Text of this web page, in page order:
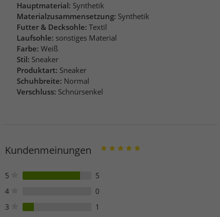
Hauptmaterial: Synthetik
Materialzusammensetzung: Synthetik
Futter & Decksohle: Textil
Laufsohle: sonstiges Material
Farbe: Weiß
Stil: Sneaker
Produktart: Sneaker
Schuhbreite: Normal
Verschluss: Schnürsenkel
Kundenmeinungen
5
5
4
0
3
1